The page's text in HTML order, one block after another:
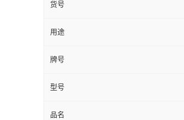
货号
用途
牌号
型号
品名